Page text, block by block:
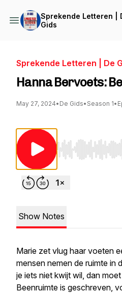
Sprekende Letteren |
Gids
Sprekende Letteren | De
Hanna Bervoets:
May 27, 2024• De Gids• Season 1•
Use Left/Right
Show Notes
Marie zet vlug haar voeten
mensen nemen de ruimte in
je iets niet kwijt wil, dan
Beenruimte is geschreven,